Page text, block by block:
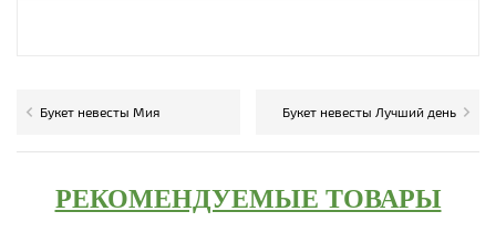
Букет невесты Мия Букет невесты Лучший день
РЕКОМЕНДУЕМЫЕ ТОВАРЫ